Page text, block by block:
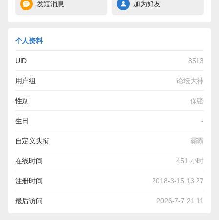
发短消息 加为好友
个人资料
UID 8513
用户组 论坛大神
性别 保密
生日 -
自定义头衔 霸霸
在线时间 451 小时
注册时间 2018-3-15 13:27
最后访问 2026-7-7 21:11